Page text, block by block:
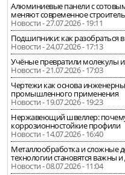
Алюминиевые панели с
меняют современное
Новости - 27.07.2026 - 19:11
Подшипники: как разобраться
Новости - 24.07.2026 - 17:13
Учёные превратили молекулы
Новости - 21.07.2026 - 17:03
Чертежи как основа
промышленного применения
Новости - 19.07.2026 - 19:23
Нержавеющий швеллер: почему
коррозионностойкие профили
Новости - 14.07.2026 - 16:40
Металлообработка и сложные
технологии становятся важны
Новости - 08.07.2026 - 11:04